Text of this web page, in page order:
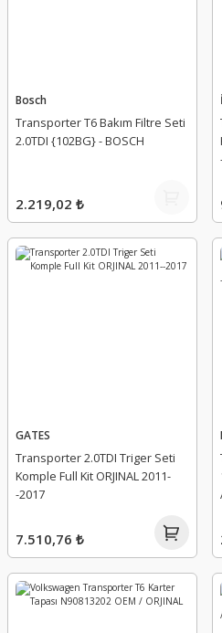
Bosch
Transporter T6 Bakım Filtre Seti
2.0TDI {102BG} - BOSCH
2.219,02 ₺
GATES
Transporter 2.0TDI Triger Seti
Komple Full Kit ORJINAL 2011-
-2017
7.510,76 ₺